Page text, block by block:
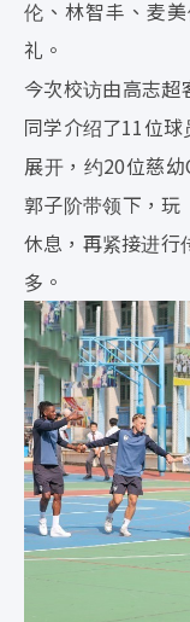
伦、林智丰、麦
礼。
今次校访由高志超
同学介绍了11位
展开，约20位慈
郭子阶带领下，玩
休息，再紧接进行
多。